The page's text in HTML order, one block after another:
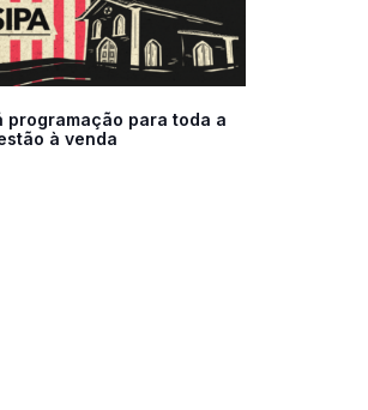
programação para toda a
à venda